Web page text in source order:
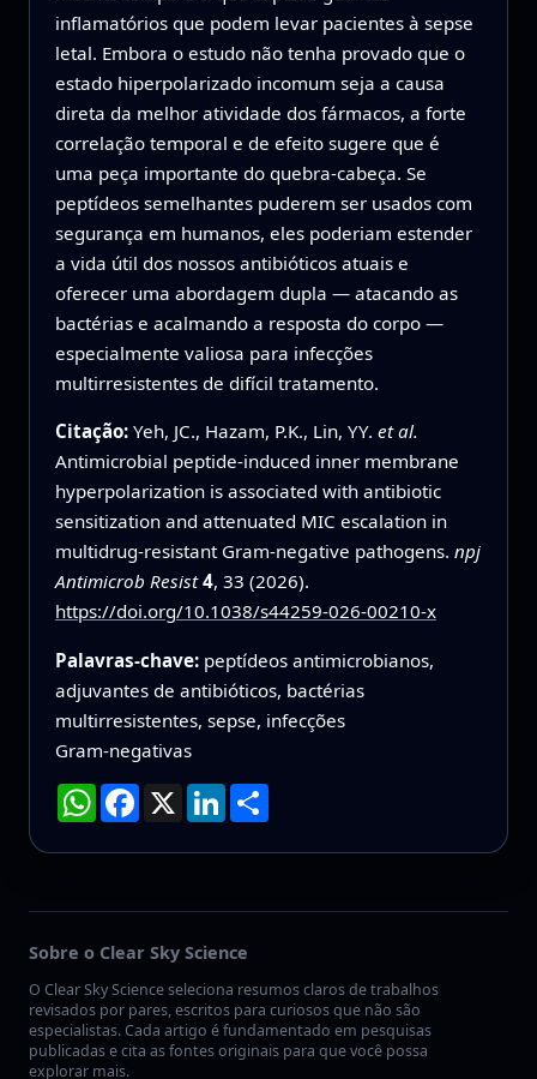
inflamatórios que podem levar pacientes à sepse
letal. Embora o estudo não tenha provado que o
estado hiperpolarizado incomum seja a causa
direta da melhor atividade dos fármacos, a forte
correlação temporal e de efeito sugere que é
uma peça importante do quebra‑cabeça. Se
peptídeos semelhantes puderem ser usados com
segurança em humanos, eles poderiam estender
a vida útil dos nossos antibióticos atuais e
oferecer uma abordagem dupla — atacando as
bactérias e acalmando a resposta do corpo —
especialmente valiosa para infecções
multirresistentes de difícil tratamento.
Citação: Yeh, JC., Hazam, P.K., Lin, YY. et al.
Antimicrobial peptide-induced inner membrane
hyperpolarization is associated with antibiotic
sensitization and attenuated MIC escalation in
multidrug-resistant Gram-negative pathogens. npj
Antimicrob Resist 4, 33 (2026).
https://doi.org/10.1038/s44259-026-00210-x
Palavras-chave: peptídeos antimicrobianos,
adjuvantes de antibióticos, bactérias
multirresistentes, sepse, infecções
Gram‑negativas
WhatsApp
Facebook
X LinkedInCompartilhar
Sobre o Clear Sky Science
O Clear Sky Science seleciona resumos claros de trabalhos
revisados por pares, escritos para curiosos que não são
especialistas. Cada artigo é fundamentado em pesquisas
publicadas e cita as fontes originais para que você possa
explorar mais.